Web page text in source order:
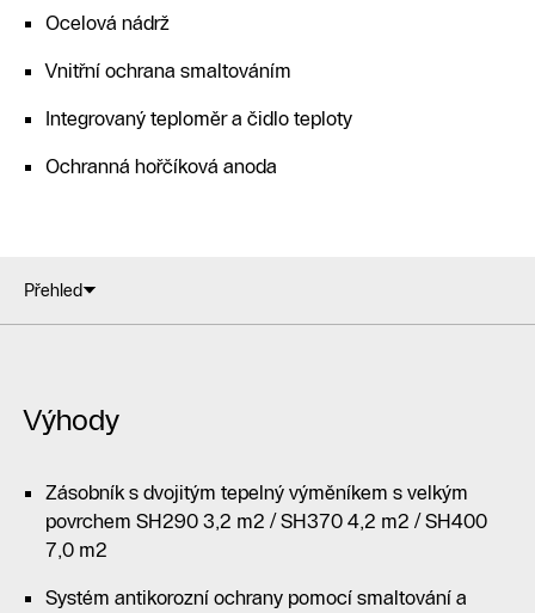
Ocelová nádrž
Vnitřní ochrana smaltováním
Integrovaný teploměr a čidlo teploty
Ochranná hořčíková anoda
Přehled
Výhody
Zásobník s dvojitým tepelný výměníkem s velkým
povrchem SH290 3,2 m2 / SH370 4,2 m2 / SH400
7,0 m2
Systém antikorozní ochrany pomocí smaltování a